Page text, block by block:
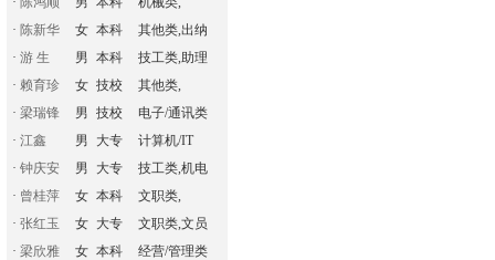
· 陈新华 女 本科
其他类,出纳
· 游 生 男 本科
技工类,助理
· 赖育珍 女 技校
其他类,
· 梁瑞锋 男 技校
电子/通讯类
· 江鑫 男 大专
计算机/IT
· 钟庆安 男 大专
技工类,机电
· 曾桂萍 女 本科
文职类,
· 张红玉 女 大专
文职类,文员
· 梁欣雅 女 本科 经营/管理类